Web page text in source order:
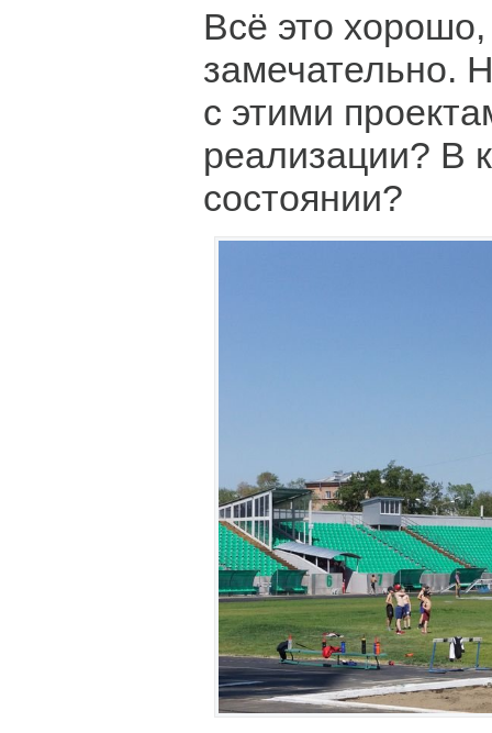
Всё это хорошо,
замечательно.
с этими
реализации? В
состоянии?